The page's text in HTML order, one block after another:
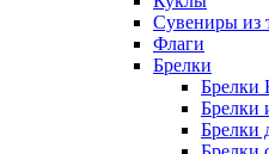
Сувениры из
Флаги
Брелки
Брелки
Брелки
Брелки